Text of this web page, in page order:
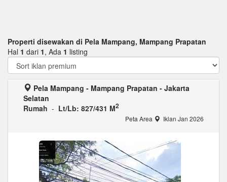
Properti disewakan di Pela Mampang, Mampang Prapatan
Hal 1 dari 1, Ada 1 listing
Pela Mampang - Mampang Prapatan - Jakarta
Selatan
Rumah - Lt/Lb: 827/431 M2
Peta Area Iklan Jan 2026